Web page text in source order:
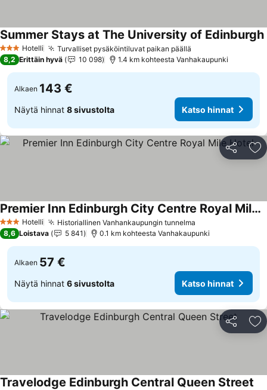
3 Tähtiluokitus
Hotelli Turvalliset pysäköintiluvat paikan päällä
Summer Stays at The University of Edinburgh
8,2 Erittäin hyvä 10 098 1.4 km kohteesta Vanhakaupunki
Alkaen 143 €
Näytä hinnat 8 sivustolta Katso hinnat
Jaa
3 Tähtiluokitus
Hotelli Historiallinen Vanhankaupungin tunnelma
Premier Inn Edinburgh City Centre Royal Mile Hotel
8,6 Loistava 5 841 0.1 km kohteesta Vanhakaupunki
Alkaen 57 €
Näytä hinnat 6 sivustolta Katso hinnat
Jaa
Travelodge Edinburgh Central Queen Street